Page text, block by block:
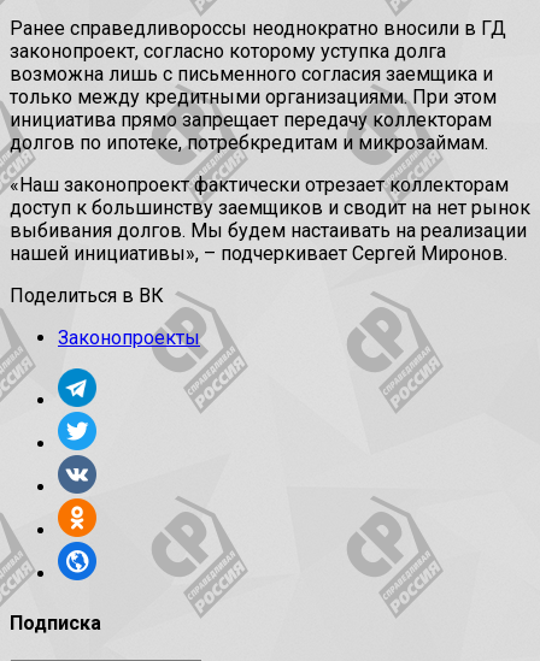
Ранее справедливороссы неоднократно вносили в ГД
законопроект, согласно которому уступка долга
возможна лишь с письменного согласия заемщика и
только между кредитными организациями. При этом
инициатива прямо запрещает передачу коллекторам
долгов по ипотеке, потребкредитам и микрозаймам.
«Наш законопроект фактически отрезает коллекторам
доступ к большинству заемщиков и сводит на нет рынок
выбивания долгов. Мы будем настаивать на реализации
нашей инициативы», – подчеркивает Сергей Миронов.
Поделиться в ВК
Законопроекты
Подписка